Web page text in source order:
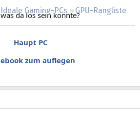
Ideale Gaming-PCs
GPU-Rangliste
da los sein könnte?
Haupt PC
zum auflegen